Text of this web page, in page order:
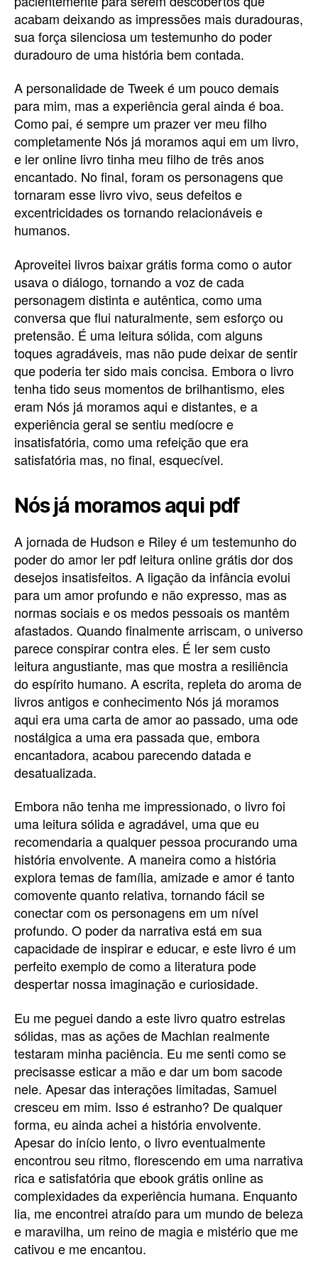
acabam deixando as impressões mais duradouras,
sua força silenciosa um testemunho do poder
duradouro de uma história bem contada.
A personalidade de Tweek é um pouco demais
para mim, mas a experiência geral ainda é boa.
Como pai, é sempre um prazer ver meu filho
completamente Nós já moramos aqui em um livro,
e ler online livro tinha meu filho de três anos
encantado. No final, foram os personagens que
tornaram esse livro vivo, seus defeitos e
excentricidades os tornando relacionáveis e
humanos.
Aproveitei livros baixar grátis forma como o autor
usava o diálogo, tornando a voz de cada
personagem distinta e autêntica, como uma
conversa que flui naturalmente, sem esforço ou
pretensão. É uma leitura sólida, com alguns
toques agradáveis, mas não pude deixar de sentir
que poderia ter sido mais concisa. Embora o livro
tenha tido seus momentos de brilhantismo, eles
eram Nós já moramos aqui e distantes, e a
experiência geral se sentiu medíocre e
insatisfatória, como uma refeição que era
satisfatória mas, no final, esquecível.
Nós já moramos aqui pdf
A jornada de Hudson e Riley é um testemunho do
poder do amor ler pdf leitura online grátis dor dos
desejos insatisfeitos. A ligação da infância evolui
para um amor profundo e não expresso, mas as
normas sociais e os medos pessoais os mantêm
afastados. Quando finalmente arriscam, o universo
parece conspirar contra eles. É ler sem custo
leitura angustiante, mas que mostra a resiliência
do espírito humano. A escrita, repleta do aroma de
livros antigos e conhecimento Nós já moramos
aqui era uma carta de amor ao passado, uma ode
nostálgica a uma era passada que, embora
encantadora, acabou parecendo datada e
desatualizada.
Embora não tenha me impressionado, o livro foi
uma leitura sólida e agradável, uma que eu
recomendaria a qualquer pessoa procurando uma
história envolvente. A maneira como a história
explora temas de família, amizade e amor é tanto
comovente quanto relativa, tornando fácil se
conectar com os personagens em um nível
profundo. O poder da narrativa está em sua
capacidade de inspirar e educar, e este livro é um
perfeito exemplo de como a literatura pode
despertar nossa imaginação e curiosidade.
Eu me peguei dando a este livro quatro estrelas
sólidas, mas as ações de Machlan realmente
testaram minha paciência. Eu me senti como se
precisasse esticar a mão e dar um bom sacode
nele. Apesar das interações limitadas, Samuel
cresceu em mim. Isso é estranho? De qualquer
forma, eu ainda achei a história envolvente.
Apesar do início lento, o livro eventualmente
encontrou seu ritmo, florescendo em uma narrativa
rica e satisfatória que ebook grátis online as
complexidades da experiência humana. Enquanto
lia, me encontrei atraído para um mundo de beleza
e maravilha, um reino de magia e mistério que me
cativou e me encantou.